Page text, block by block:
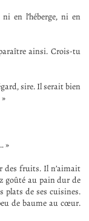
en l’héberge, ni en
ainsi. Crois-tu
sire. Il serait bien
»
des fruits. Il n’aimait
goûté au pain dur de
plats de ses cuisines.
de baume au cœur.